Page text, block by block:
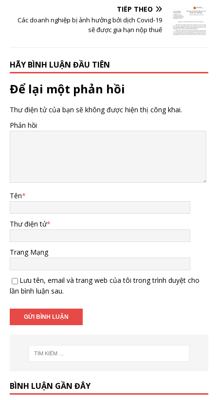
TIẾP THEO
Các doanh nghiệp bị ảnh hưởng bởi dịch Covid-19
sẽ được gia hạn nộp thuế
HÃY BÌNH LUẬN ĐẦU TIÊN
Để lại một phản hồi
Thư điện tử của bạn sẽ không được hiện thị công khai.
Phản hồi
Tên*
Thư điện tử*
Trang Mạng
Lưu tên, email và trang web của tôi trong trình duyệt cho
lần bình luận sau.
BÌNH LUẬN GẦN ĐÂY